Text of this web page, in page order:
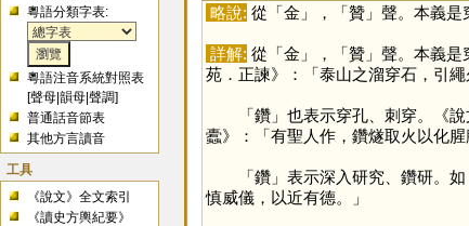
粵語分類字表:
粵語注音系統對照表
[聲母 |韻母 |聲調]
普通話音節表
其他方言讀音
工具
《說文》全文索引
《讀史方輿紀要》
略說: 從「金 」，「贊」聲。本義是
詳解: 從「金 」，「贊」聲。本義是
苑．正諫》：「泰山之溜穿石，引
「鑽」也表示穿孔、刺穿。《
蠹》：「有聖人作，鑽燧取火以化
「鑽」表示深入研究、鑽研。
慎威儀，以近有德。」